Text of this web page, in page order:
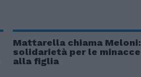
Mattarella chiama Meloni:
solidarietà per le minacce
alla figlia